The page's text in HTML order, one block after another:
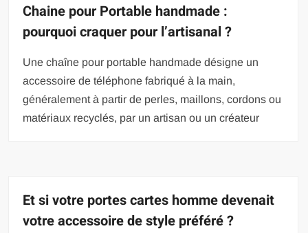
Chaine pour Portable handmade :
pourquoi craquer pour l’artisanal ?
Une chaîne pour portable handmade désigne un
accessoire de téléphone fabriqué à la main,
généralement à partir de perles, maillons, cordons ou
matériaux recyclés, par un artisan ou un créateur
Et si votre portes cartes homme devenait
votre accessoire de style préféré ?